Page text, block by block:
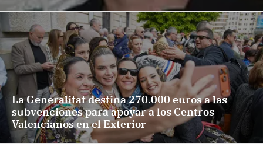
La Generalitat destina 270.000 euros a las
subvenciones para apoyar a los Centros
Valencianos en el Exterior